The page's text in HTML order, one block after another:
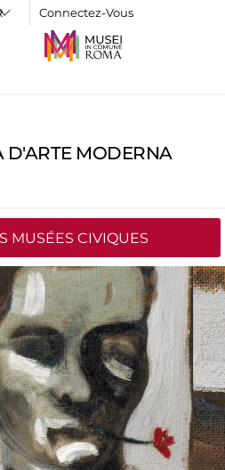
Connectez-Vous
D'ARTE MODERNA
MUSÉES CIVIQUES